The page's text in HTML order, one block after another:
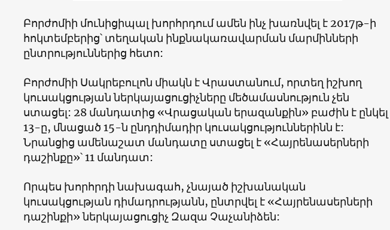
Բորժոմիի մունիցիպալ խորհրդում ամեն ինչ խառնվել է 2017թ-ի
հոկտեմբերից՝ տեղական ինքնակառավարման մարմինների
ընտրություններից հետո:
Բորժոմիի Սակրեբուլոն միակն է Վրաստանում, որտեղ իշխող
կուսակցության ներկայացուցիչները մեծամասնություն չեն
ստացել: 28 մանդատից «Վրացական երազանքին» բաժին է ընկել
13-ը, մնացած 15-ն ընդդիմադիր կուսակցություններինն է:
Նրանցից ամենաշատ մանդատը ստացել է «Հայրենասերների
դաշինքը»՝ 11 մանդատ:
Որպես խորհրդի նախագահ, չնայած իշխանական
կուսակցության դիմադրությանն, ընտրվել է«Հայրենասերների
դաշինքի»ներկայացուցիչ Զազա Չաչանիձեն: